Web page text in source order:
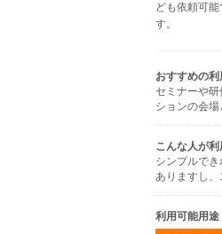
ども依頼可
す。
おすすめの
セミナーや
ションの会場
こんな人が
シンプルで
ありますし、
利用可能用途